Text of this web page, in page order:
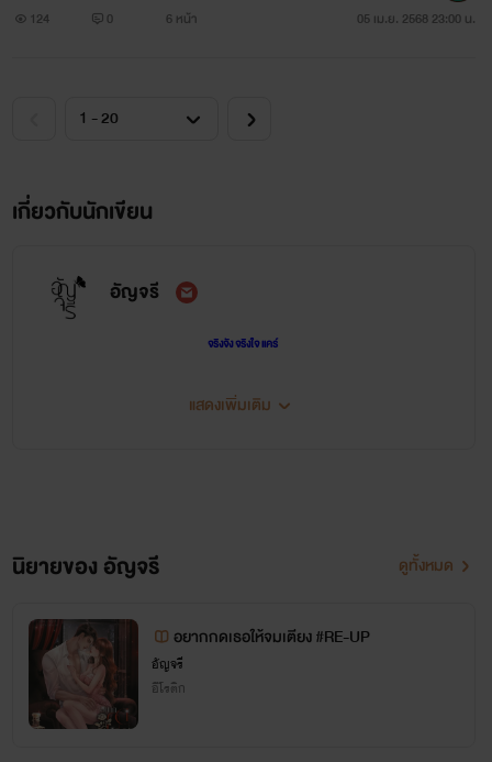
124 0 6 หน้า 05 เม.ย. 2568 23:00 น.
เกี่ยวกับนักเขียน
อัญจรี
จริงจัง จริงใจ แคร์
แสดงเพิ่มเติม
นิยายของ อัญจรี ดูทั้งหมด
อยากกดเธอให้จมเตียง #RE-UP
อัญจรี
อีโรติก